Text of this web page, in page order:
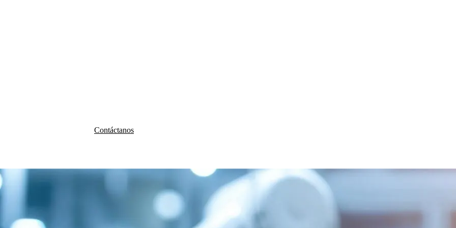
Contáctanos